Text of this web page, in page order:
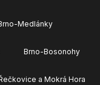
Medlánky
Brno-Bosonohy
a Mokrá Hora